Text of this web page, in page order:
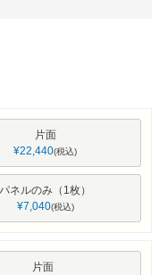
片面
¥22,440 税込
パネルのみ（1枚）
¥7,040 税込
片面